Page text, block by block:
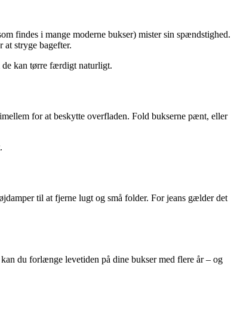
findes i mange moderne bukser) mister sin spændstighed.
stryge bagefter.
de kan tørre færdigt naturligt.
for at beskytte overfladen. Fold bukserne pænt, eller
til at fjerne lugt og små folder. For jeans gælder det
du forlænge levetiden på dine bukser med flere år – og